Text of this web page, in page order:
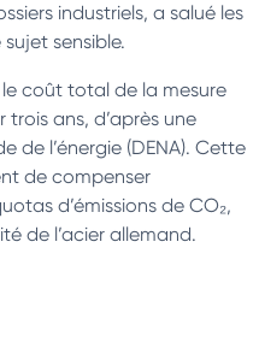
industriels, a salué les
sujet sensible.
coût total de la mesure
trois ans, d’après une
de l’énergie (DENA). Cette
de compenser
d’émissions de CO₂,
de l’acier allemand.